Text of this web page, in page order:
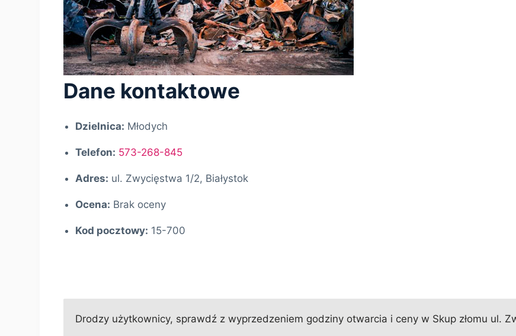
Dane kontaktowe
Dzielnica: Młodych
Telefon: 573-268-845
Adres: ul. Zwycięstwa 1/2, Białystok
Ocena: Brak oceny
Kod pocztowy: 15-700
Drodzy użytkownicy, sprawdź z wyprzedzeniem godziny otwarcia i ceny w Skup złomu ul.